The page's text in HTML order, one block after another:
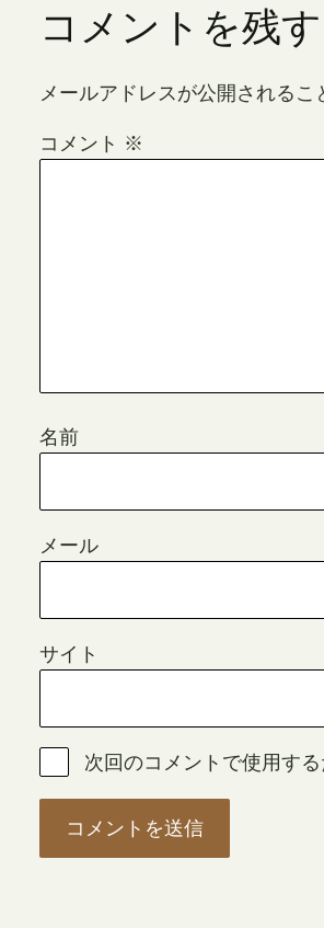
コメントを残す
メールアドレスが公開されるこ
コメント ※
名前
メール
サイト
次回のコメントで使用す